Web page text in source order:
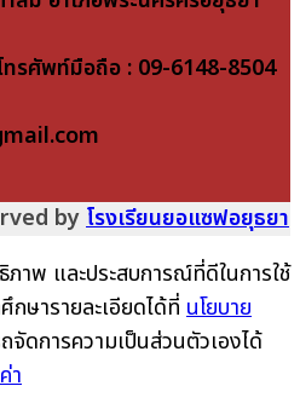
รศัพท์มือถือ : 09-6148-8504
byโรงเรียนยอแซฟอยุธยา
าพ และประสบการณ์ที่ดีในการใช้
ษารายละเอียดได้ที่ นโยบาย
จัดการความเป็นส่วนตัวเองได้
า